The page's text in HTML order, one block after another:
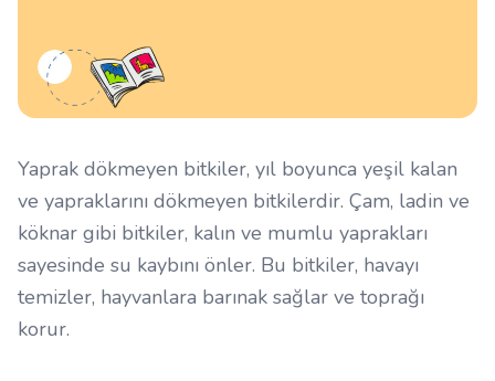
Yaprak dökmeyen bitkiler, yıl boyunca yeşil kalan
ve yapraklarını dökmeyen bitkilerdir. Çam, ladin ve
köknar gibi bitkiler, kalın ve mumlu yaprakları
sayesinde su kaybını önler. Bu bitkiler, havayı
temizler, hayvanlara barınak sağlar ve toprağı
korur.